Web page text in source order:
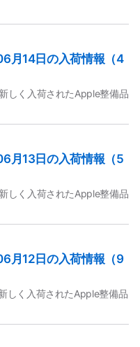
月14日の入荷情報（4
しく入荷されたApple整備品
月13日の入荷情報（5
しく入荷されたApple整備品
月12日の入荷情報（9
しく入荷されたApple整備品